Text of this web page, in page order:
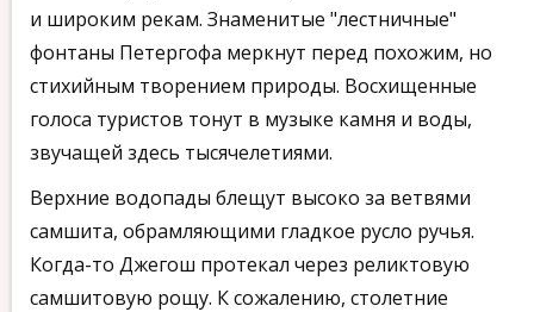
и широким рекам. Знаменитые "лестничные"
фонтаны Петергофа меркнут перед похожим, но
стихийным творением природы. Восхищенные
голоса туристов тонут в музыке камня и воды,
звучащей здесь тысячелетиями.
Верхние водопады блещут высоко за ветвями
самшита, обрамляющими гладкое русло ручья.
Когда-то Джегош протекал через реликтовую
самшитовую рощу. К сожалению, столетние